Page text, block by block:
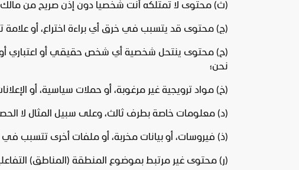
(ث‌) محتوى لا تمتلكه أنت شخصيا دون إذن صريح من
(ج‌) محتوى قد يتسبب في خرق أي براءة اختراع، أو علامة
(ح‌) محتوى ينتحل شخصية أي شخص حقيقي أو اعتباري أو
نحن؛
(خ‌) مواد ترويجية غير مرغوبة، أو حملات سياسية، أو
(د‌) معلومات خاصة بطرف ثالث، وعلى سبيل المثال لا
(ذ‌) فيروسات، أو بيانات مخربة، أو ملفات أخرى تتسبب في
(ر‌) محتوى غير مرتبط بموضوع المنطقة (المناطق)